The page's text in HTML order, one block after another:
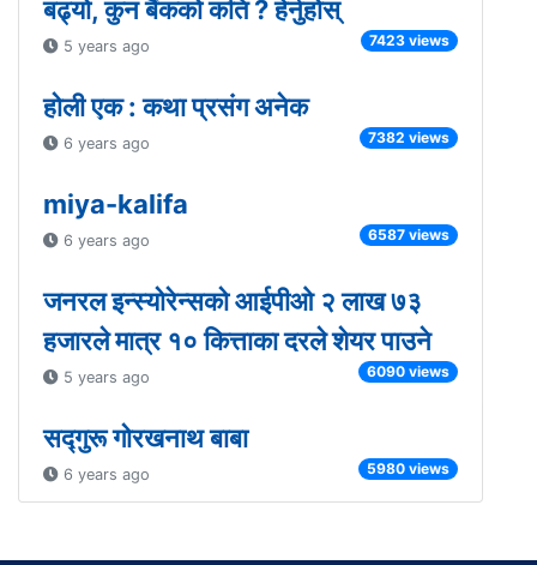
बढ्यो, कुन बैंकको कति ? हेर्नुहोस्
5 years ago 7423 views
होली एक : कथा प्रसंग अनेक
6 years ago 7382 views
miya-kalifa
6 years ago 6587 views
जनरल इन्स्योरेन्सको आईपीओ २ लाख ७३
हजारले मात्र १० कित्ताका दरले शेयर पाउने
5 years ago 6090 views
सद्गुरू गोरखनाथ बाबा
6 years ago 5980 views